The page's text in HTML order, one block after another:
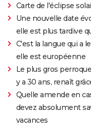
Carte de l'éclipse
Une nouvelle date
elle est plus tardive
C'est la langue qui a
elle est européenne
Le plus gros
y a 30 ans, renaît
Quelle amende en
devez absolument
vacances